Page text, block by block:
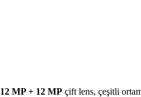
12 MP + 12 MP çift lens, çeşitli